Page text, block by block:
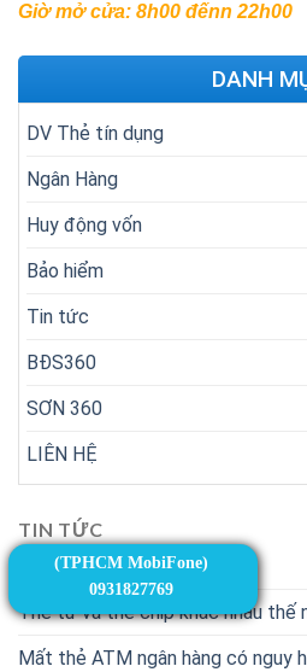
Giờ mở cửa: 8h00 đếnn 22h00
DANH
DV Thẻ tín dụng
Ngân Hàng
Huy động vốn
Bảo hiểm
Tin tức
BĐS360
SƠN 360
LIÊN HỆ
TIN TỨC
Thẻ từ và thẻ chip
Thẻ từ và thẻ chip khác nhau thế
Mất thẻ ATM ngân hàng có nguy
(TPHCM MobiFone)
0931827769